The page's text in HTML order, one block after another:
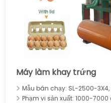
Máy làm khay trứng
Mẫu bán chạy: SL-2500-
Phạm vi sản xuất: 1000-